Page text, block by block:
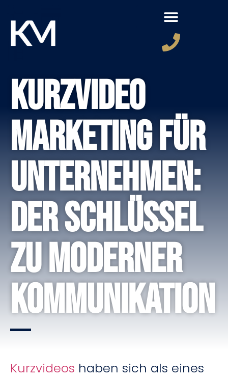
Kurzvideo
Marketing für
Unternehmen:
Der Schlüssel
zu moderner
Kommunikation
Kurzvideos haben sich als eines